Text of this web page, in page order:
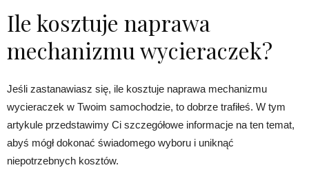
Ile kosztuje naprawa
mechanizmu wycieraczek?
Jeśli zastanawiasz się, ile kosztuje naprawa mechanizmu
wycieraczek w Twoim samochodzie, to dobrze trafiłeś. W tym
artykule przedstawimy Ci szczegółowe informacje na ten temat,
abyś mógł dokonać świadomego wyboru i uniknąć
niepotrzebnych kosztów.